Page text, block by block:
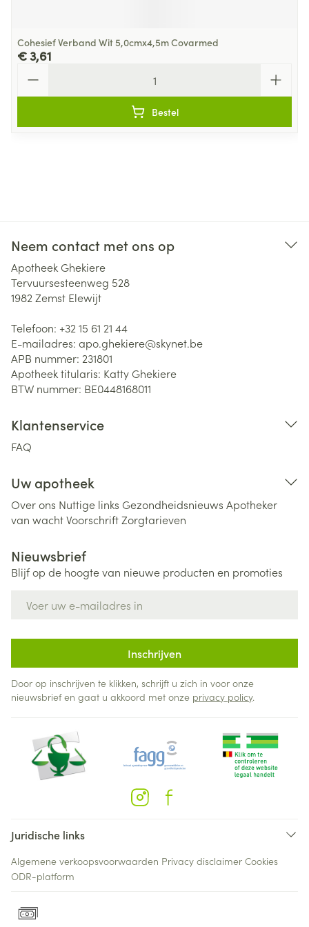
Cohesief Verband Wit 5,0cmx4,5m Covarmed
€ 3,61
Bestel
Neem contact met ons op
Apotheek Ghekiere
Tervuursesteenweg 528
1982 Zemst Elewijt
Telefoon: +32 15 61 21 44
E-mailadres: apo.ghekiere@skynet.be
APB nummer: 231801
Apotheek titularis: Katty Ghekiere
BTW nummer: BE0448168011
Klantenservice
FAQ
Uw apotheek
Over ons Nuttige links Gezondheidsnieuws Apotheker
van wachtVoorschriftZorgtarieven
Nieuwsbrief
Blijf op de hoogte van nieuwe producten en promoties
Inschrijven
Door op inschrijven te klikken, schrijft u zich in voor onze
nieuwsbrief en gaat u akkoord met onze privacy policy.
Juridische links
Algemene verkoopsvoorwaarden Privacy disclaimer Cookies
ODR-platform